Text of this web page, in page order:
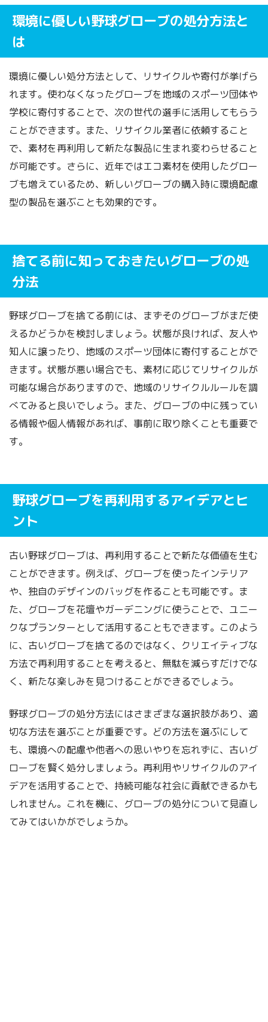
環境に優しい野球グローブの処分方法と
は
環境に優しい処分方法として、リサイクルや寄付が挙げら
れます。使わなくなったグローブを地域のスポーツ団体や
学校に寄付することで、次の世代の選手に活用してもらう
ことができます。また、リサイクル業者に依頼すること
で、素材を再利用して新たな製品に生まれ変わらせること
が可能です。さらに、近年ではエコ素材を使用したグロー
ブも増えているため、新しいグローブの購入時に環境配慮
型の製品を選ぶことも効果的です。
捨てる前に知っておきたいグローブの処
分法
野球グローブを捨てる前には、まずそのグローブがまだ使
えるかどうかを検討しましょう。状態が良ければ、友人や
知人に譲ったり、地域のスポーツ団体に寄付することがで
きます。状態が悪い場合でも、素材に応じてリサイクルが
可能な場合がありますので、地域のリサイクルルールを調
べてみると良いでしょう。また、グローブの中に残ってい
る情報や個人情報があれば、事前に取り除くことも重要で
す。
野球グローブを再利用するアイデアとヒ
ント
古い野球グローブは、再利用することで新たな価値を生む
ことができます。例えば、グローブを使ったインテリア
や、独自のデザインのバッグを作ることも可能です。ま
た、グローブを花壇やガーデニングに使うことで、ユニー
クなプランターとして活用することもできます。このよう
に、古いグローブを捨てるのではなく、クリエイティブな
方法で再利用することを考えると、無駄を減らすだけでな
く、新たな楽しみを見つけることができるでしょう。
野球グローブの処分方法にはさまざまな選択肢があり、適
切な方法を選ぶことが重要です。どの方法を選ぶにして
も、環境への配慮や他者への思いやりを忘れずに、古いグ
ローブを賢く処分しましょう。再利用やリサイクルのアイ
デアを活用することで、持続可能な社会に貢献できるかも
しれません。これを機に、グローブの処分について見直し
てみてはいかがでしょうか。